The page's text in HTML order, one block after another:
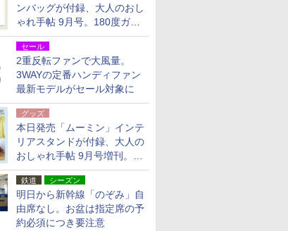
ンバッグが付録、大人のおし
ゃれ手帖 9月号。180度ガバ
ッと開いて大容量
セール
2重反転ファンで大風量。
3WAYの定番ハンディファン
最新モデルがセール対象に
グッズ
本日発売「ムーミン」インテ
リアスタンドが付録、大人の
おしゃれ手帖 9月号増刊。レ
ザー調で高級感ある2個セッ
ト鉄道 シーズン
明日から新幹線「のぞみ」自
由席なし。お盆は指定席の予
約必須につき要注意